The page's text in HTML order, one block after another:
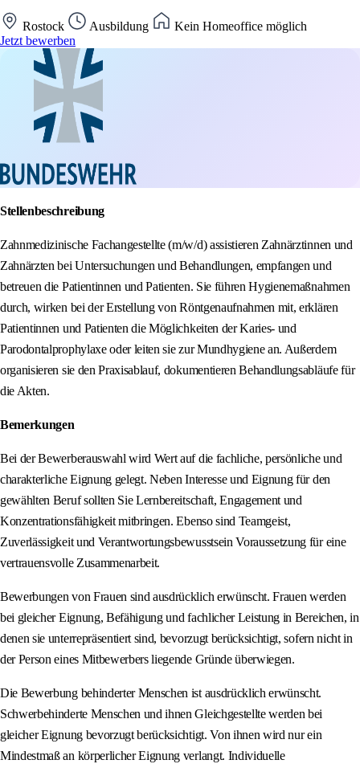
Rostock Ausbildung
Kein Homeoffice möglich
Jetzt bewerben
Stellenbeschreibung
Zahnmedizinische Fachangestellte (m/w/d) assistieren Zahnärztinnen und
Zahnärzten bei Untersuchungen und Behandlungen, empfangen und
betreuen die Patientinnen und Patienten. Sie führen Hygienemaßnahmen
durch, wirken bei der Erstellung von Röntgenaufnahmen mit, erklären
Patientinnen und Patienten die Möglichkeiten der Karies- und
Parodontalprophylaxe oder leiten sie zur Mundhygiene an. Außerdem
organisieren sie den Praxisablauf, dokumentieren Behandlungsabläufe für
die Akten.
Bemerkungen
Bei der Bewerberauswahl wird Wert auf die fachliche, persönliche und
charakterliche Eignung gelegt. Neben Interesse und Eignung für den
gewählten Beruf sollten Sie Lernbereitschaft, Engagement und
Konzentrationsfähigkeit mitbringen. Ebenso sind Teamgeist,
Zuverlässigkeit und Verantwortungsbewusstsein Voraussetzung für eine
vertrauensvolle Zusammenarbeit.
Bewerbungen von Frauen sind ausdrücklich erwünscht. Frauen werden
bei gleicher Eignung, Befähigung und fachlicher Leistung in Bereichen, in
denen sie unterrepräsentiert sind, bevorzugt berücksichtigt, sofern nicht in
der Person eines Mitbewerbers liegende Gründe überwiegen.
Die Bewerbung behinderter Menschen ist ausdrücklich erwünscht.
Schwerbehinderte Menschen und ihnen Gleichgestellte werden bei
gleicher Eignung bevorzugt berücksichtigt. Von ihnen wird nur ein
Mindestmaß an körperlicher Eignung verlangt. Individuelle